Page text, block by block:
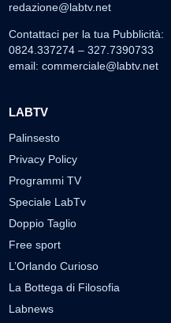
redazione@labtv.net
Contattaci per la tua Pubblicità:
0824.337274 – 327.7390733
email: commerciale@labtv.net
LABTV
Palinsesto
Privacy Policy
Programmi TV
Speciale LabTv
Doppio Taglio
Free sport
L’Orlando Curioso
La Bottega di Filosofia
Labnews